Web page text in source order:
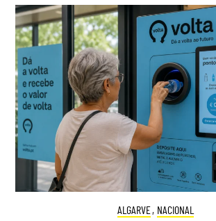
ALGARVE, NACIONAL